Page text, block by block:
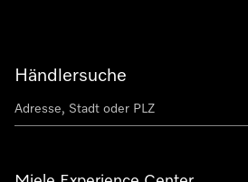
Händlersuche